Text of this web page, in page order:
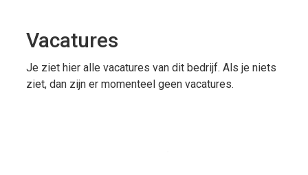
Vacatures
Je ziet hier alle vacatures van dit bedrijf. Als je niets
ziet, dan zijn er momenteel geen vacatures.